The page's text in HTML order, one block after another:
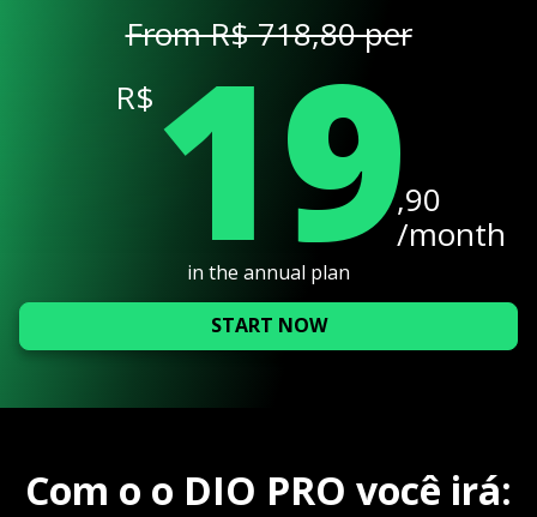
From R$ 718,80 per
R$ 19,90
/month
in the annual plan
START NOW
Com o o DIO PRO você irá: